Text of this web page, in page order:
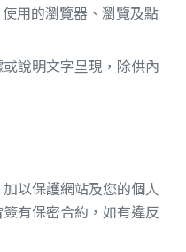
用的瀏覽器、瀏覽及點
說明文字呈現，除供內
以保護網站及您的個人
有保密合約，如有違反